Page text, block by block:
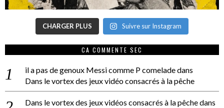
CHARGER PLUS Suivre sur Instagram
CA COMMENTE SEC
il a pas de genoux Messi comme P comeladedans
Dans le vortex des jeux vidéo consacrés à la pêche
Dans le vortex des jeux vidéos consacrés à la pêchedans